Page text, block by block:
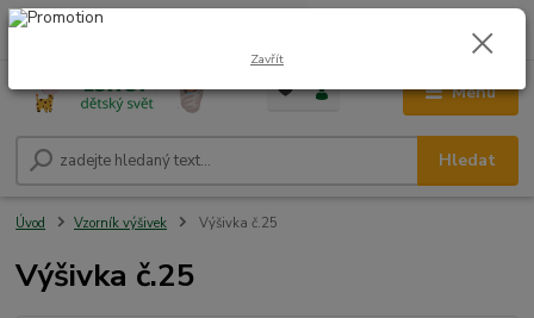
Menu
Hledat
+420 604 278 943 0,00 Kč
Úvod Vzorník výšivek Výšivka č.25
Výšivka č.25
Zavřít